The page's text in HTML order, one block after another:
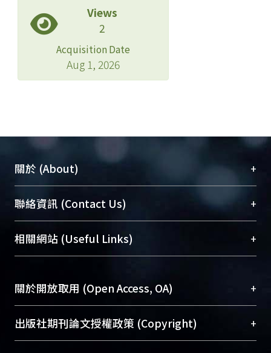
Views
2
Acquisition Date
Aug 1, 2026
關於 (About) +
臺大位居世界頂尖大學之列，為永久珍藏及向國際
展現本校豐碩的研究成果及學術能量，圖書館整合
機構典藏（NTUR）與學術庫（AH）不同功能平
台，成為臺大學術典藏NTU scholars。期能整合研
成果。
To permanently archive and promote researcher
profiles and scholarly works, Library integrates the
services of “NTU Repository” with “Academic
聯絡資訊 (Contact Us) +
總館學科館員(Main Library)
醫學圖書館學科館員(Medical Library)
Sciences Library)
相關網站 (Useful Links) +
關於開放取用 (Open Access, OA) +
開放取用是從使用者角度提升資訊取用性的社會運
動，應用在學術研究上是透過將研究著作公開供使
出版社期刊論文授權政策 (Copyright) +